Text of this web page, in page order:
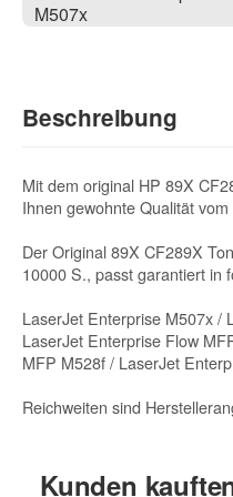
M507x
Beschreibung
Mit dem original HP 89X
Ihnen gewohnte Qualität
Der Original 89X CF289X
10000 S., passt garantiert in
LaserJet Enterprise M507x /
LaserJet Enterprise Flow
MFP M528f / LaserJet
Reichweiten sind
Kunden